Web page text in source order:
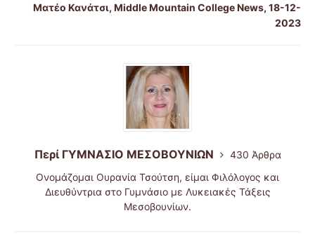
Ματέο Κανάτσι, Middle Mountain College News, 18-12-
2023
Περί ΓΥΜΝΑΣΙΟ ΜΕΣΟΒΟΥΝΙΩΝ
430 Άρθρα
Ονομάζομαι Ουρανία Τσούτση, είμαι Φιλόλογος και
Διευθύντρια στο Γυμνάσιο με Λυκειακές Τάξεις
Μεσοβουνίων.